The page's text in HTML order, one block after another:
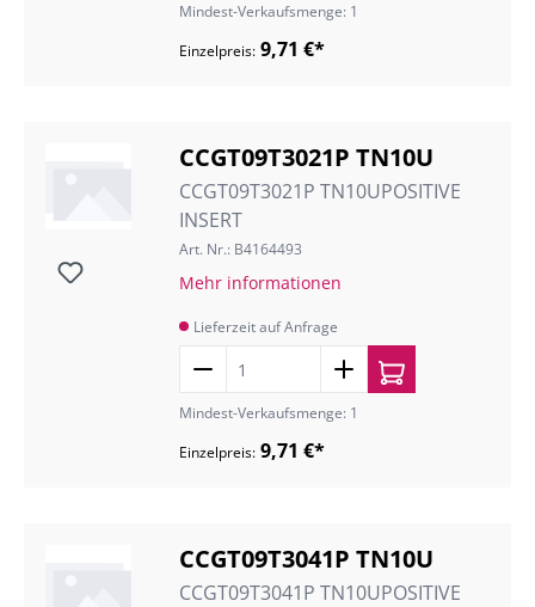
Mindest-Verkaufsmenge: 1
Einzelpreis: 9,71 €*
CCGT09T3021P TN10U
CCGT09T3021P TN10UPOSITIVE
INSERT
Art. Nr.: B4164493
Mehr informationen
Lieferzeit auf Anfrage
Mindest-Verkaufsmenge: 1
Einzelpreis: 9,71 €*
CCGT09T3041P TN10U
CCGT09T3041P TN10UPOSITIVE